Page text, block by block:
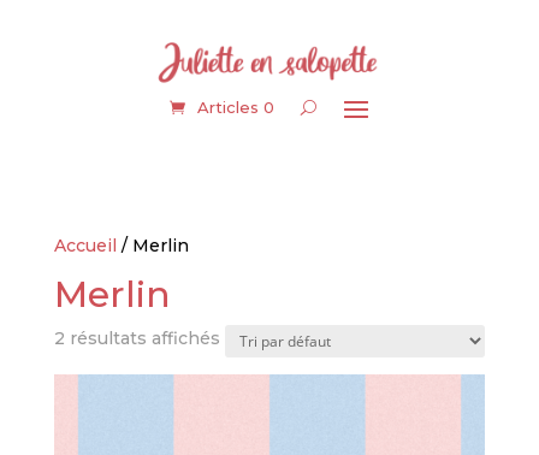
Articles 0
Accueil / Merlin
Merlin
2 résultats affichés